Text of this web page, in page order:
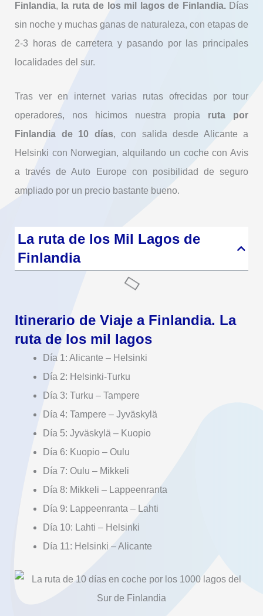
Finlandia, la ruta de los mil lagos de Finlandia.Días
sin noche y muchas ganas de naturaleza, con etapas de
2-3 horas de carretera y pasando por las principales
localidades del sur.
Tras ver en internet varias rutas ofrecidas por tour
operadores, nos hicimos nuestra propia ruta por
Finlandia de 10 días, con salida desde Alicante a
Helsinki con Norwegian, alquilando un coche con Avis
a través de Auto Europe con posibilidad de seguro
ampliado por un precio bastante bueno.
La ruta de los Mil Lagos de
Finlandia
Itinerario de Viaje a Finlandia. La
ruta de los mil lagos
Día 1: Alicante – Helsinki
Día 2: Helsinki-Turku
Día 3: Turku – Tampere
Día 4: Tampere – Jyväskylä
Día 5: Jyväskylä – Kuopio
Día 6: Kuopio – Oulu
Día 7: Oulu – Mikkeli
Día 8: Mikkeli – Lappeenranta
Día 9: Lappeenranta – Lahti
Día 10: Lahti – Helsinki
Día 11: Helsinki – Alicante